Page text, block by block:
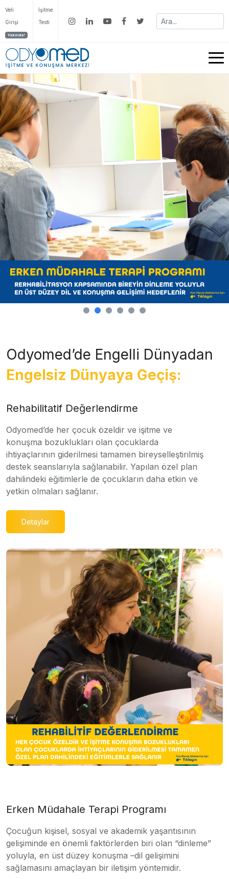
Veli
Girişi
Yakında!
İşitme
Testi
Odyomed’de Engelli Dünyadan
Engelsiz Dünyaya Geçiş:
Rehabilitatif Değerlendirme
Odyomed’de her çocuk özeldir ve işitme ve
konuşma bozuklukları olan çocuklarda
ihtiyaçlarının giderilmesi tamamen bireyselleştirilmiş
destek seanslarıyla sağlanabilir. Yapılan özel plan
dahilindeki eğitimlerle de çocukların daha etkin ve
yetkin olmaları sağlanır.
Detaylar
Erken Müdahale Terapi Programı
Çocuğun kişisel, sosyal ve akademik yaşantısının
gelişiminde en önemli faktörlerden biri olan “dinleme”
yoluyla, en üst düzey konuşma –dil gelişimini
sağlamasını amaçlayan bir iletişim yöntemidir.